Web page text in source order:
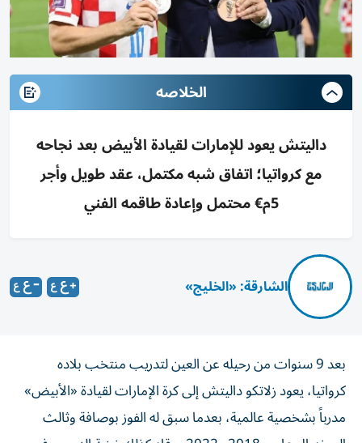
الخلاصه
داليتش يعود للإمارات لقيادة الأبيض بعد نجاحه
مع كرواتيا؛ اتفاق شبه مكتمل، عقد طويل وأجر
5م€ محتمل وإعادة طاقمه الفني
الشارقة: «الخليج»
بعد 9 سنوات من رحيله عن العين لتدريب منتخب بلاده
كرواتيا، يعود زلاتكو داليتش إلى كرة الإمارات لقيادة «الأبيض»
مدرباً بشخصية عالمية، بعدما سبق له الفوز بوصافة وثالث